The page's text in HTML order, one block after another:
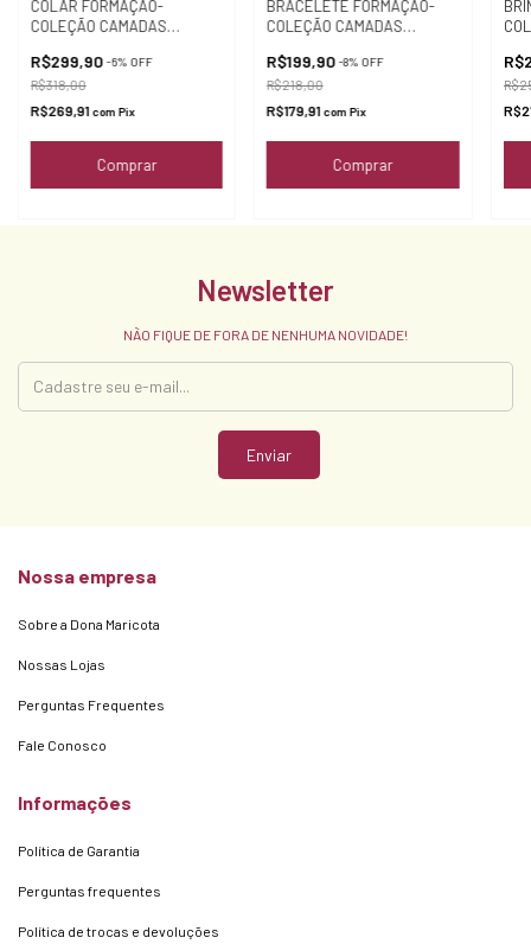
COLAR FORMAÇÃO-
COLEÇÃO CAMADAS
R$299,90-6% OFF
R$318,00
R$269,91 com Pix
Comprar
BRACELETE FORMAÇÃO-
COLEÇÃO CAMADAS
R$199,90-8%OFF
R$218,00
R$179,91com Pix
Comprar
Newsletter
NÃO FIQUE DE FORA DE NENHUMA NOVIDADE!
Nossa empresa
Sobre a Dona Maricota
Nossas Lojas
Perguntas Frequentes
Fale Conosco
Informações
Política de Garantia
Perguntas frequentes
Política de trocas e devoluções